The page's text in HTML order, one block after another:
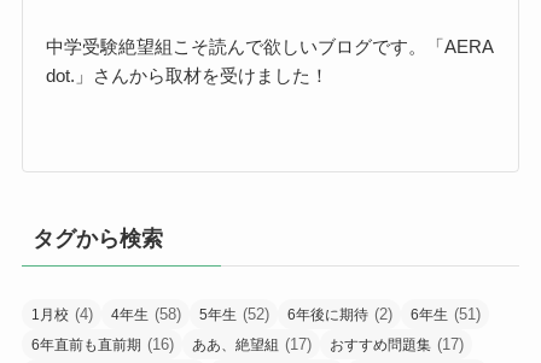
中学受験絶望組こそ読んで欲しいブログです。「AERA
dot.」さんから取材を受けました！
タグから検索
1月校 (4) 4年生 (58) 5年生 (52) 6年後に期待 (2) 6年生 (51)
6年直前も直前期 (16) ああ、絶望組 (17) おすすめ問題集 (17)